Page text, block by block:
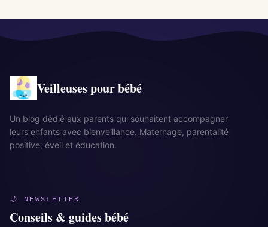
Veilleuses pour bébé
Un blog dédié aux parents qui souhaitent accompagner
leurs enfants avec bienveillance. Maternage, parentalité
positive, éveil et éducation.
🌙 NEWSLETTER
Conseils & guides bébé